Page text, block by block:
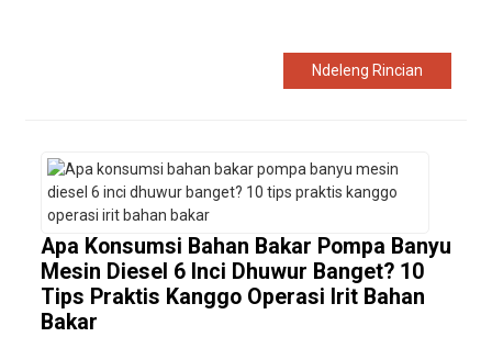
Ndeleng Rincian
Apa Konsumsi Bahan Bakar Pompa Banyu
Mesin Diesel 6 Inci Dhuwur Banget? 10
Tips Praktis Kanggo Operasi Irit Bahan
Bakar